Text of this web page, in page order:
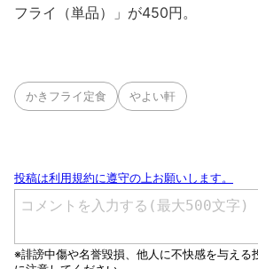
フライ（単品）」が450円。
かきフライ定食 やよい軒